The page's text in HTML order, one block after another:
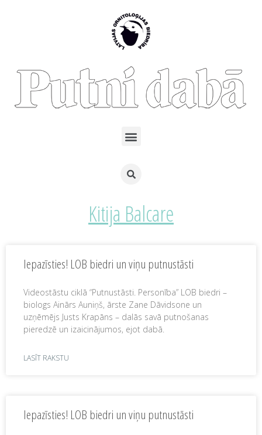
Kitija Balcare
Iepazīsties! LOB biedri un viņu putnustāsti
Videostāstu ciklā “Putnustāsti. Personība” LOB biedri –
biologs Ainārs Auniņš, ārste Zane Dāvidsone un
uzņēmējs Justs Krapāns – dalās savā putnošanas
pieredzē un izaicinājumos, ejot dabā.
LASĪT RAKSTU
Iepazīsties! LOB biedri un viņu putnustāsti